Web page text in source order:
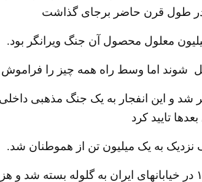
معلول محصول آن جنگ ویرانگر بود.
شوند اما وسط راه همه چیز را فراموش
شیعه در سامرا منفجر شد و این انفجار به
تایید کرد
به دستور خامنه ای تظاهرات صدها هزار نفر از مردم معترض در دیماه